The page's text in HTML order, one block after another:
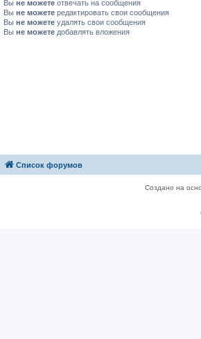
Вы не можете отвечать на сообщения
Вы не можете редактировать свои сообщения
Вы не можете удалять свои сообщения
Вы не можете добавлять вложения
Список форумов
Создано на